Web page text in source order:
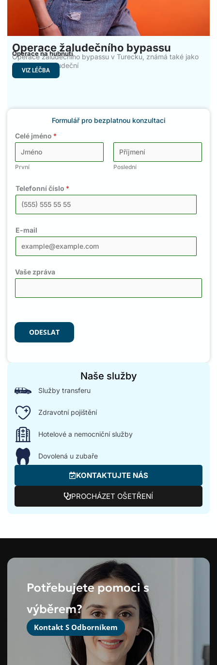
Operace žaludečního bypassu
Operace na hubnutí
Operace žaludečního bypassu v Turecku, známá také jako
Roux-en-Y žaludeční
VIZ LÉČBA
Formulář pro bezplatnou konzultaci
Celé jméno *
První Poslední
Telefonní číslo *
E-mail
Vaše zpráva
ODESLAT
Naše služby
Služby transferu
Zdravotní pojištění
Hotelové a nemocniční služby
Dovolená u zubaře
KONTAKTUJTE NÁS
PROCHÁZET OŠETŘENÍ
Potřebujete pomoci s
výběrem?
Kontakt S Odborníkem